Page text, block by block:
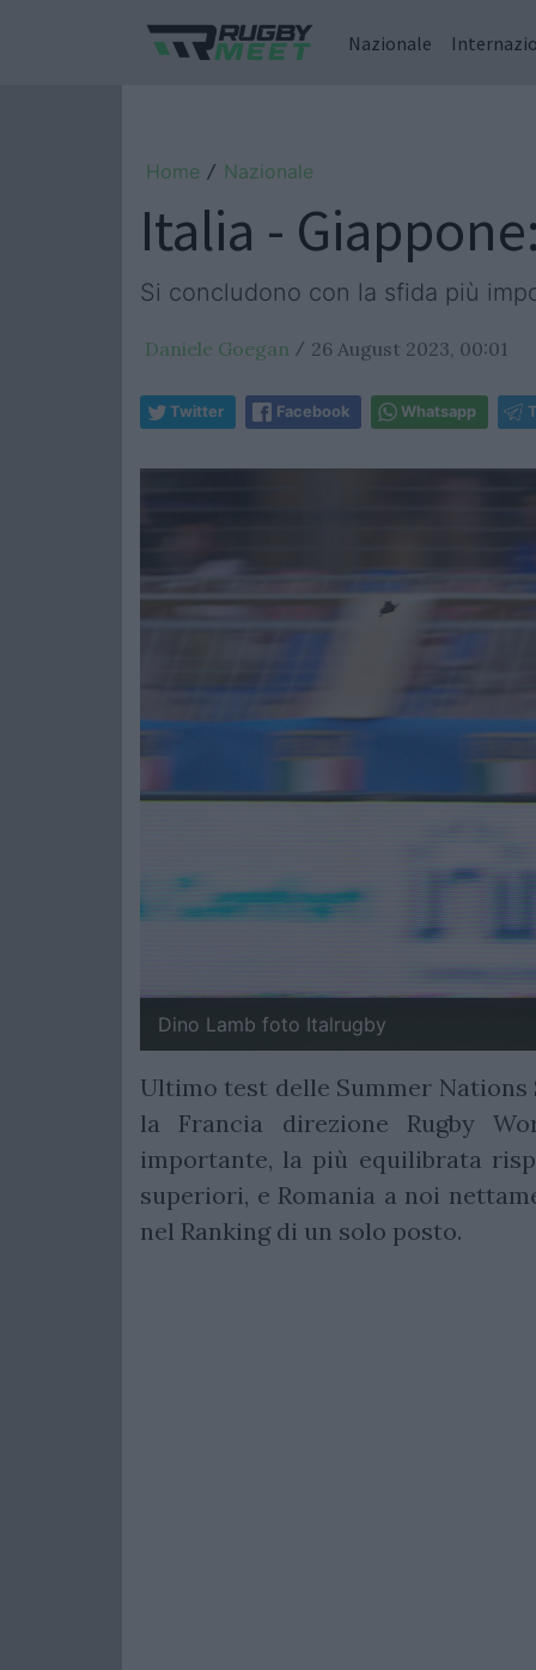
Nazionale
Home / Nazionale
Italia -
Si concludono con la sfida più
Daniele Goegan / 26 August 2023, 00:01
Twitter Facebook Whatsapp
Dino Lamb foto Italrugby
Ultimo test delle Summer
la Francia direzione Rugby
importante, la più equilibrata
superiori, e Romania a noi
nel Ranking di un solo posto.